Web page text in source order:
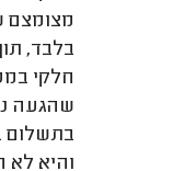
בלבד,
חלקי
שהגעה
בתשלום
והיא לא